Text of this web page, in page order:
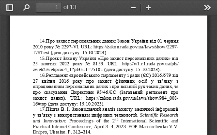
Toggle
Find
of 13
Zoom
14. Про захист персональних даних: Закон України від 01 червня
2010 року No 2297-VI. URL: https://zakon.rada.gov.ua/laws/show/2297-
17#Text (дата доступу: 15.10.2023).
15. Проєкт Закону України «Про захист персональних даних» від
25  жовтня  2022  року  No  8153.  URL:
http://w1.c1.rada.gov.ua/pls/
zweb2/webproc4_1?pf3511=75101 (дата доступу: 15.10.2023).
16. Регламент європейського парламенту і ради (ЄС) 2016/679 від
27  квітня  2016  року  про
захист  фізичних  осіб  у  зв’язку  з
опрацюванням персональних даних і про вільний рух таких даних, та
про  скасування  Директиви  95/46/ЄС  (Загальний  регламент  про
захист  даних).  URL:  https://zakon.rada.gov.ua/laws/show/984_008-
16#top (дата доступу: 15.10.2023).
17. Пішта В. І. Законодавчий аналіз захисту медичної інформації
у зв’язку з використанням цифрових технологій.
Scientific  Research
and  Innovation:  Proceedings  of  the  2nd
International  Scientific  and
Practical Internet Conference, April 3–4, 2023. FOP Marenichenko V.V.
Dnipro, Ukraine. P. 312–314.